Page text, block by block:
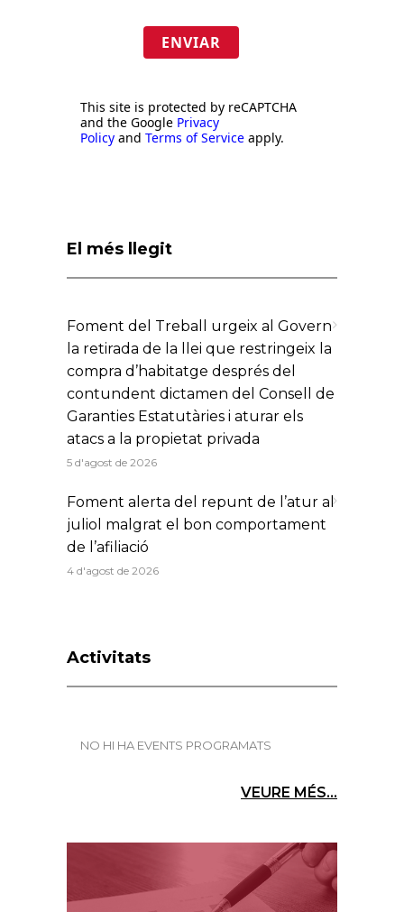
ENVIAR
This site is protected by reCAPTCHA
and the Google Privacy
Policy and Terms of Service apply.
El més llegit
Foment del Treball urgeix al Govern
la retirada de la llei que restringeix la
compra d’habitatge després del
contundent dictamen del Consell de
Garanties Estatutàries i aturar els
atacs a la propietat privada
5 d'agost de 2026
Foment alerta del repunt de l’atur al
juliol malgrat el bon comportament
de l’afiliació
4 d'agost de 2026
Activitats
NO HI HA EVENTS PROGRAMATS
VEURE MÉS...